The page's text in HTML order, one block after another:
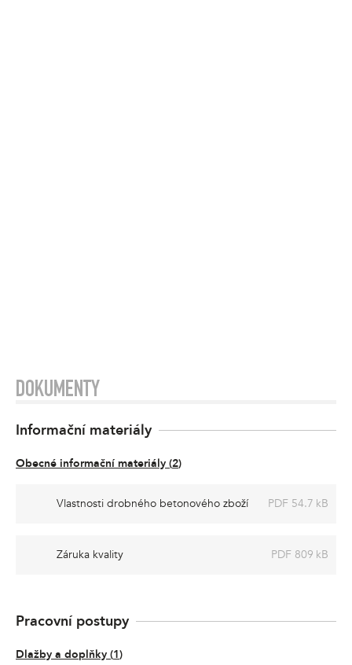
DOKUMENTY
Informační materiály
Obecné informační materiály (2)
Vlastnosti drobného betonového zboží PDF 54.7 kB
Záruka kvality PDF 809 kB
Pracovní postupy
Dlažby a doplňky (1)